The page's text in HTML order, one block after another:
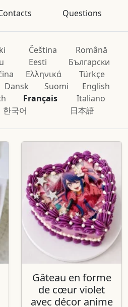
Questions
Čeština
Română
Eesti
Български
Ελληνικά
Türkçe
Dansk Suomi
English
Français
Italiano
한국어 日本語
Gâteau en forme
de cœur violet
avec décor anime